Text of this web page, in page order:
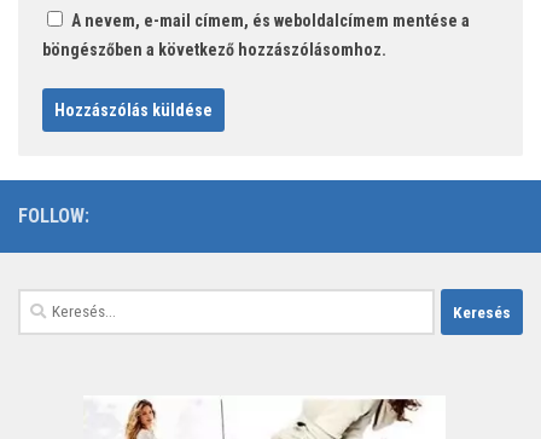
A nevem, e-mail címem, és weboldalcímem mentése a
böngészőben a következő hozzászólásomhoz.
FOLLOW:
Keresés: